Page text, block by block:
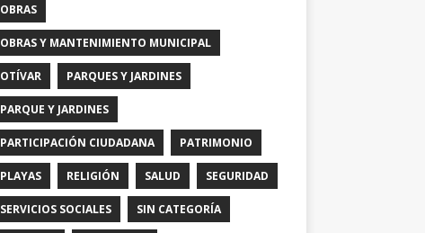
OBRAS
OBRAS Y MANTENIMIENTO MUNICIPAL
OTÍVAR PARQUES Y JARDINES
PARQUE Y JARDINES
PARTICIPACIÓN CIUDADANA PATRIMONIO
PLAYAS RELIGIÓN SALUD SEGURIDAD
SERVICIOS SOCIALES SIN CATEGORÍA